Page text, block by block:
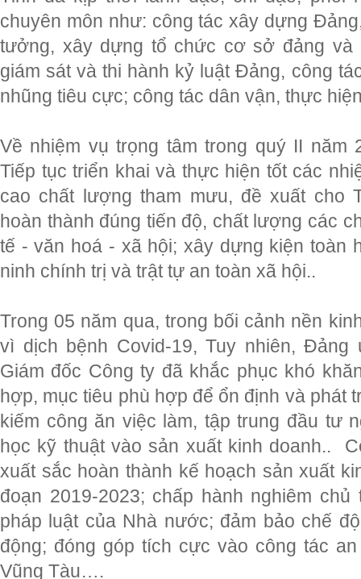
chuyên môn như: công tác xây dựng
tưởng, xây dựng tổ chức cơ sở đảng và
giám sát và thi hành kỷ luật Đảng, công
nhũng tiêu cực; công tác dân vận, thực
Về nhiệm vụ trọng tâm trong quý II năm
Tiếp tục triển khai và thực hiện tốt các
cao chất lượng tham mưu, đề xuất cho
hoàn thành đúng tiến độ, chất lượng các
tế - văn hoá - xã hội; xây dựng kiện toàn
ninh chính trị và trật tự an toàn xã hội..
Trong 05 năm qua, trong bối cảnh nền
vì dịch bệnh Covid-19, Tuy nhiên,
Giám đốc Công ty đã khắc phục khó
hợp, mục tiêu phù hợp để ổn định và phát
kiếm công ăn việc làm, tập trung đầu tư
học kỹ thuật vào sản xuất kinh doanh..
xuất sắc hoàn thành kế hoạch sản xuất
đoạn 2019-2023; chấp hành nghiêm
pháp luật của Nhà nước; đảm bảo chế
động; đóng góp tích cực vào công tác
Vũng Tàu….